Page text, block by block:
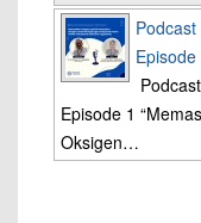
Episode
Episode 1
Oksigen…